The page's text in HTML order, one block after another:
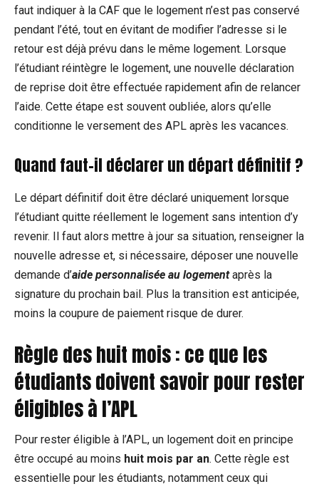
faut indiquer à la CAF que le logement n’est pas conservé
pendant l’été, tout en évitant de modifier l’adresse si le
retour est déjà prévu dans le même logement. Lorsque
l’étudiant réintègre le logement, une nouvelle déclaration
de reprise doit être effectuée rapidement afin de relancer
l’aide. Cette étape est souvent oubliée, alors qu’elle
conditionne le versement des APL après les vacances.
Quand faut-il déclarer un départ définitif ?
Le départ définitif doit être déclaré uniquement lorsque
l’étudiant quitte réellement le logement sans intention d’y
revenir. Il faut alors mettre à jour sa situation, renseigner la
nouvelle adresse et, si nécessaire, déposer une nouvelle
demande d’aide personnalisée au logementaprès la
signature du prochain bail. Plus la transition est anticipée,
moins la coupure de paiement risque de durer.
Règle des huit mois : ce que les
étudiants doivent savoir pour rester
éligibles à l’APL
Pour rester éligible à l’APL, un logement doit en principe
être occupé au moins huit mois par an. Cette règle est
essentielle pour les étudiants, notamment ceux qui